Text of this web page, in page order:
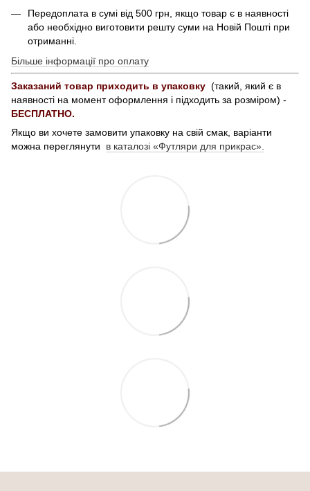
Передоплата в сумі від 500 грн, якщо товар є в наявності
або необхідно виготовити решту суми на Новій Пошті при
отриманні.
Більше інформації про оплату
Заказаний товар приходить в упаковку (такий, який є в
наявності на момент оформлення і підходить за розміром) -
БЕСПЛАТНО.
Якщо ви хочете замовити упаковку на свій смак, варіанти
можна переглянути в каталозі «Футляри для прикрас».